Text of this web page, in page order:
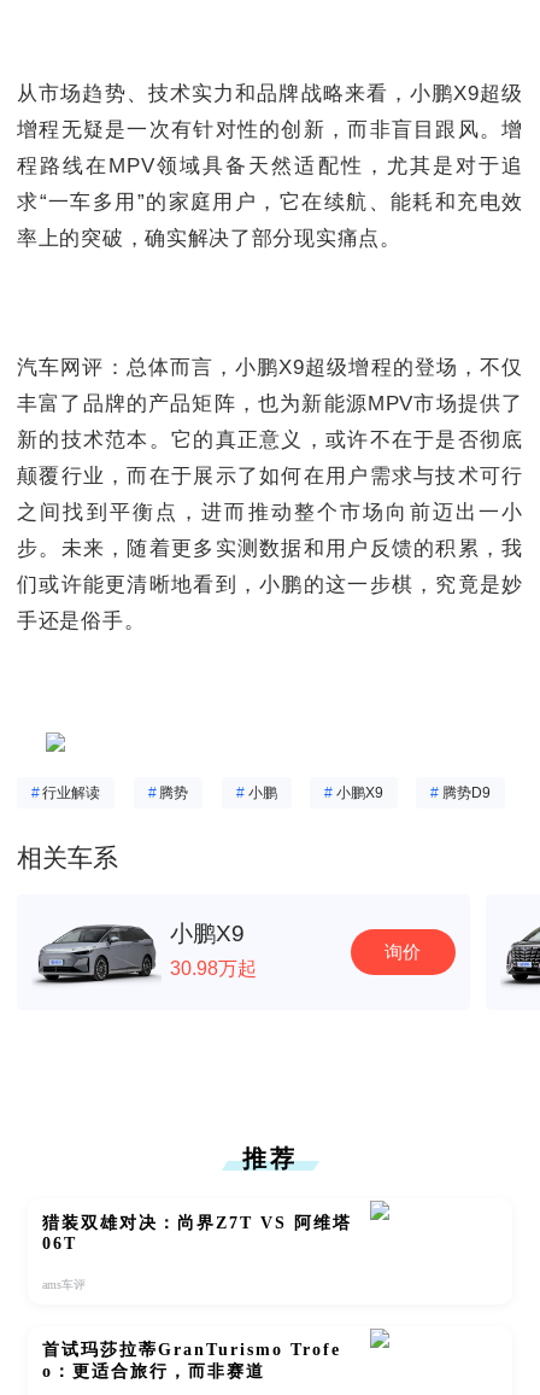
从市场趋势、技术实力和品牌战略来看，小鹏X9超级
增程无疑是一次有针对性的创新，而非盲目跟风。增
程路线在MPV领域具备天然适配性，尤其是对于追
求“一车多用”的家庭用户，它在续航、能耗和充电效
率上的突破，确实解决了部分现实痛点。
汽车网评：总体而言，小鹏X9超级增程的登场，不仅
丰富了品牌的产品矩阵，也为新能源MPV市场提供了
新的技术范本。它的真正意义，或许不在于是否彻底
颠覆行业，而在于展示了如何在用户需求与技术可行
之间找到平衡点，进而推动整个市场向前迈出一小
步。未来，随着更多实测数据和用户反馈的积累，我
们或许能更清晰地看到，小鹏的这一步棋，究竟是妙
手还是俗手。
#行业解读 # 腾势 # 小鹏 # 小鹏X9 # 腾势D9
相关车系
小鹏X9
30.98万起
询价
推荐
猎装双雄对决：尚界Z7T VS 阿维塔
06T
ams车评
首试玛莎拉蒂GranTurismo Trofe
o：更适合旅行，而非赛道